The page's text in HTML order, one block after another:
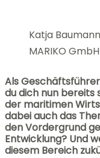
Katja
MARIKO GmbH
Als
du dich nun bereits
der maritimen
dabei auch das
den Vordergrund
Entwicklung? Und
diesem Bereich